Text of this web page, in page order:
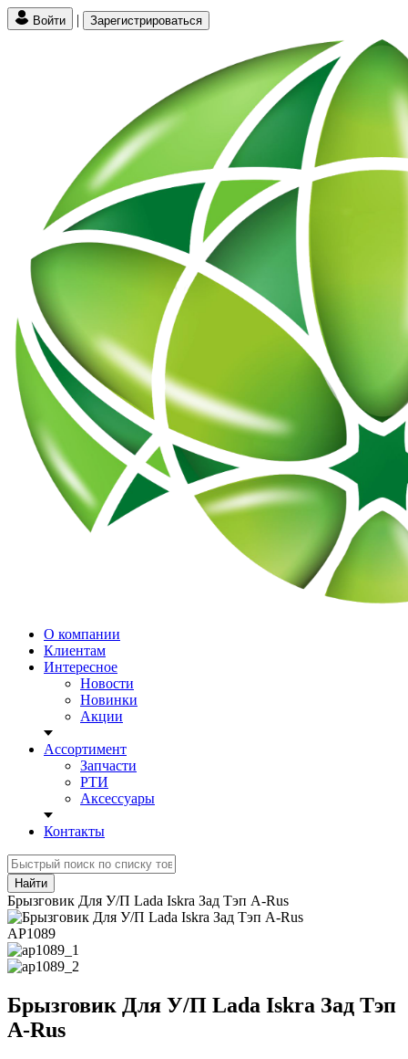
Войти | Зарегистрироваться
О компании
Клиентам
Интересное
Новости
Новинки
Акции
Ассортимент
Запчасти
РТИ
Аксессуары
Контакты
Найти
Брызговик Для У/П Lada Iskra Зад Тэп A-Rus
АР1089
Брызговик Для У/П Lada Iskra Зад Тэп
A-Rus